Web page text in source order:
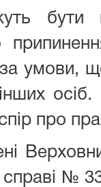
бути
умови,
про
справі №